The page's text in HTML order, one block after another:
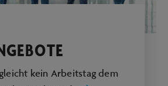
kein Arbeitstag dem